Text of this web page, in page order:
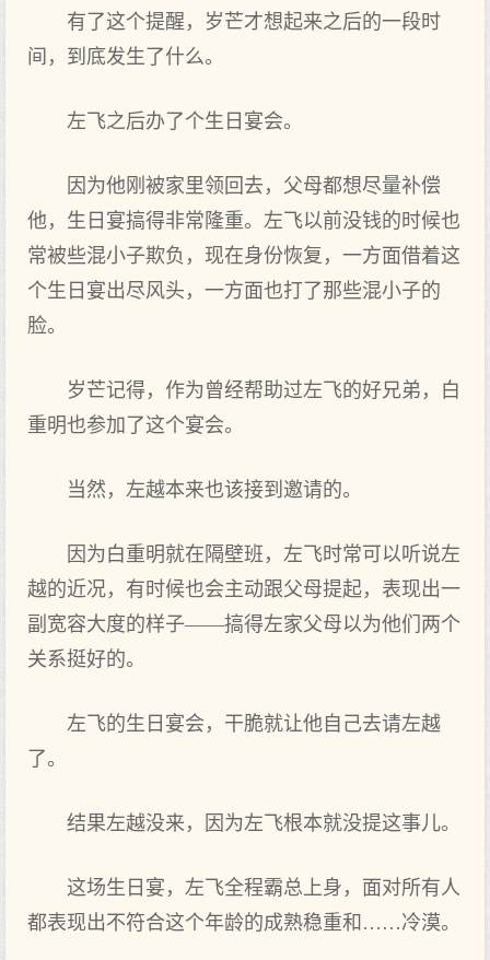
有了这个提醒，岁芒才想起来之后的一段时
间，到底发生了什么。
左飞之后办了个生日宴会。
因为他刚被家里领回去，父母都想尽量补偿
他，生日宴搞得非常隆重。左飞以前没钱的时候也
常被些混小子欺负，现在身份恢复，一方面借着这
个生日宴出尽风头，一方面也打了那些混小子的
脸。
岁芒记得，作为曾经帮助过左飞的好兄弟，白
重明也参加了这个宴会。
当然，左越本来也该接到邀请的。
因为白重明就在隔壁班，左飞时常可以听说左
越的近况，有时候也会主动跟父母提起，表现出一
副宽容大度的样子——搞得左家父母以为他们两个
关系挺好的。
左飞的生日宴会，干脆就让他自己去请左越
了。
结果左越没来，因为左飞根本就没提这事儿。
这场生日宴，左飞全程霸总上身，面对所有人
都表现出不符合这个年龄的成熟稳重和……冷漠。